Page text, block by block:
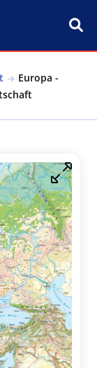
Europa -